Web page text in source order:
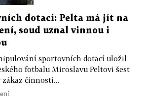
dotací: Pelta má jít na
soud uznal vinnou i
sportovních dotací uložil
fotbalu Miroslavu Peltovi šest
činnosti...